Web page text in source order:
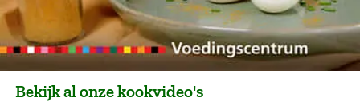
Bekijk al onze kookvideo's